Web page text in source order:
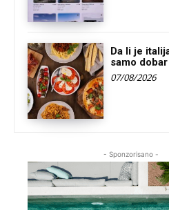
Da li je
samo
07/08/2026
- Sponzorisano -